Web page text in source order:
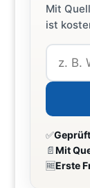
Mit
ist
✅
📄Mit
🆓Erste